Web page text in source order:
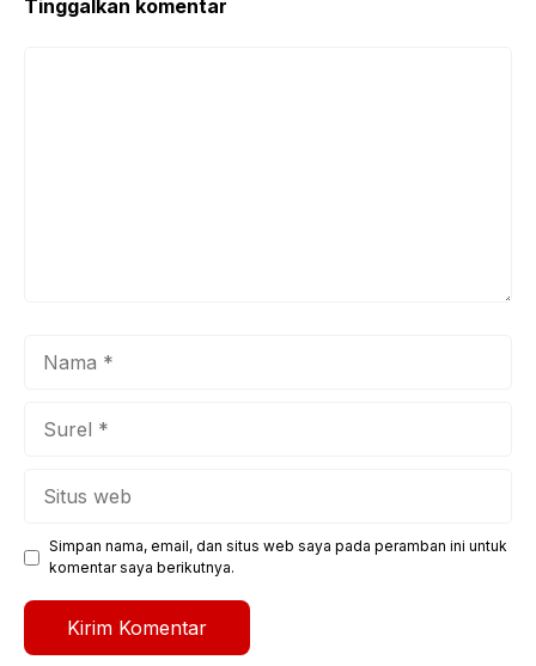
k
Tinggalkan komentar
Simpan nama, email, dan situs web saya pada peramban ini untuk
komentar saya berikutnya.